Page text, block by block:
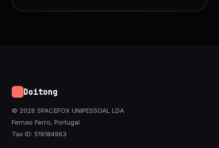
Doitong
© 2026 SPACEFOX UNIPESSOAL LDA
Fernao Ferro, Portugal
Tax ID: 519184963